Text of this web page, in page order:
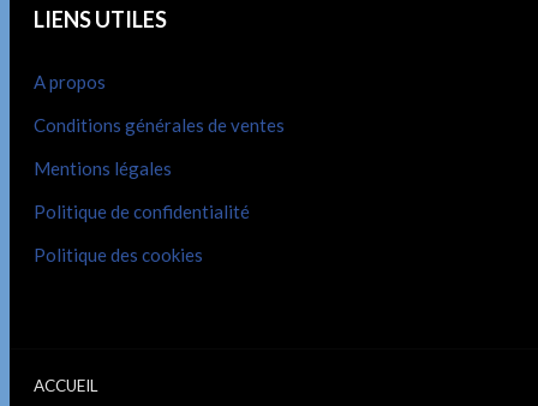
LIENS UTILES
A propos
Conditions générales de ventes
Mentions légales
Politique de confidentialité
Politique des cookies
ACCUEIL